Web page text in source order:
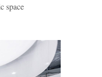
space